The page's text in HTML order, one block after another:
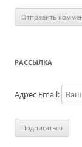
РАССЫЛКА
Адрес Email: